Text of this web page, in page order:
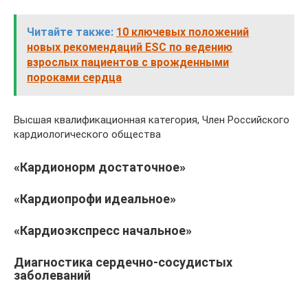
Читайте также: 10 ключевых положений
новых рекомендаций ESC по ведению
взрослых пациентов с врожденными
пороками сердца
Высшая квалификационная категория, Член Российского
кардиологического общества
«Кардионорм достаточное»
«Кардиопрофи идеальное»
«Кардиоэкспресс начальное»
Диагностика сердечно-сосудистых
заболеваний